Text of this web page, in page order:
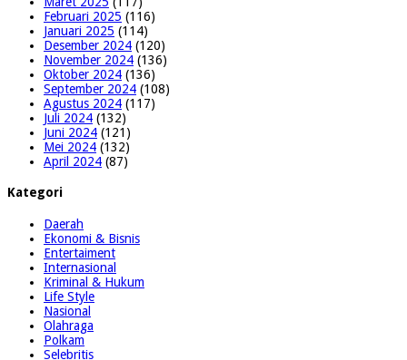
Februari 2025 (116)
Januari 2025 (114)
Desember 2024 (120)
November 2024 (136)
Oktober 2024 (136)
September 2024 (108)
Agustus 2024 (117)
Juli 2024 (132)
Juni 2024 (121)
Mei 2024 (132)
April 2024 (87)
Kategori
Daerah
Ekonomi & Bisnis
Entertaiment
Internasional
Kriminal & Hukum
Life Style
Nasional
Olahraga
Polkam
Selebritis